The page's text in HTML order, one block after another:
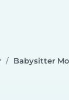
Babysitter